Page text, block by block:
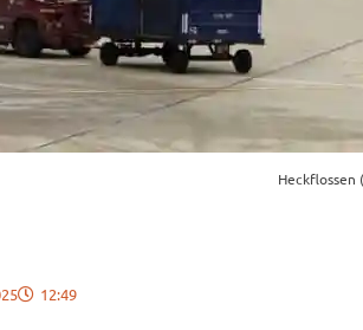
Heckflossen
12:49